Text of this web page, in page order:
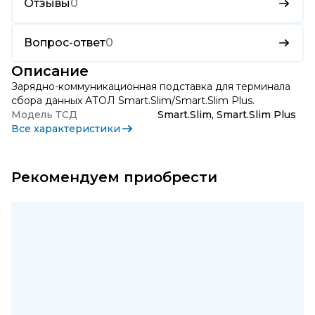
Отзывы0
Вопрос-ответ0
Описание
Зарядно-коммуникационная подставка для терминала
сбора данных АТОЛ Smart.Slim/Smart.Slim Plus.
Модель ТСД
Smart.Slim, Smart.Slim Plus
Все характеристики
Рекомендуем приобрести